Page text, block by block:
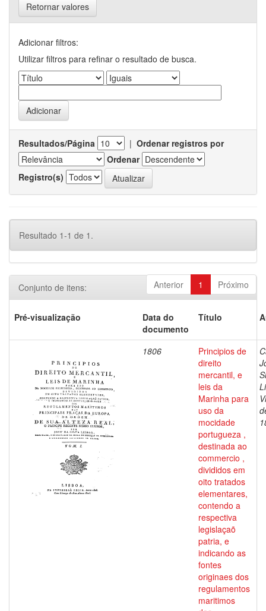
Retornar valores
Adicionar filtros:
Utilizar filtros para refinar o resultado de busca.
Resultados/Página | Ordenar registros por
Ordenar
Registro(s)
Resultado 1-1 de 1.
Anterior 1 Próximo
Conjunto de itens:
Pré-visualização
Data do
documento
Título
1806
Principios de
direito
mercantil, e
leis da
Marinha para
uso da
mocidade
portugueza ,
destinada ao
commercio ,
divididos em
oito tratados
elementares,
contendo a
respectiva
legislaçaõ
patria, e
indicando as
fontes
originaes dos
regulamentos
maritimos